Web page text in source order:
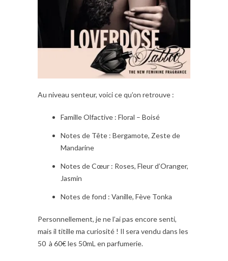
Au niveau senteur, voici ce qu’on retrouve :
Famille Olfactive : Floral – Boisé
Notes de Tête : Bergamote, Zeste de
Mandarine
Notes de Cœur : Roses, Fleur d’Oranger,
Jasmin
Notes de fond : Vanille, Fève Tonka
Personnellement, je ne l’ai pas encore senti,
mais il titille ma curiosité ! Il sera vendu dans les
50 à 60€ les 50mL en parfumerie.